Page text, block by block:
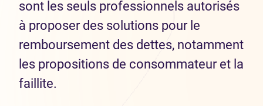
sont les seuls professionnels autorisés
à proposer des solutions pour le
remboursement des dettes, notamment
les propositions de consommateur et la
faillite.